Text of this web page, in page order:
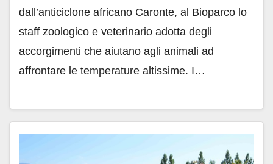
dall’anticiclone africano Caronte, al Bioparco lo
staff zoologico e veterinario adotta degli
accorgimenti che aiutano agli animali ad
affrontare le temperature altissime. I…